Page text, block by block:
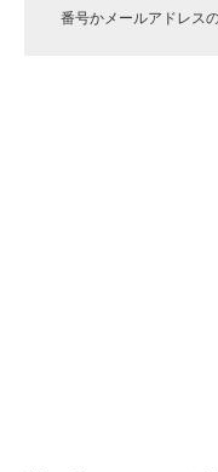
IT製品の技術・比較・
製造業のIT導入・活用
番号かメールアドレス